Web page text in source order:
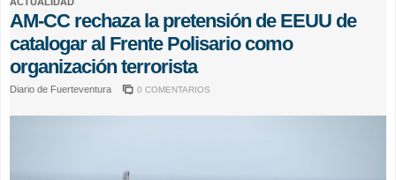
ACTUALIDAD
AM-CC rechaza la pretensión de EEUU de
catalogar al Frente Polisario como
organización terrorista
Diario de Fuerteventura 0 COMENTARIOS